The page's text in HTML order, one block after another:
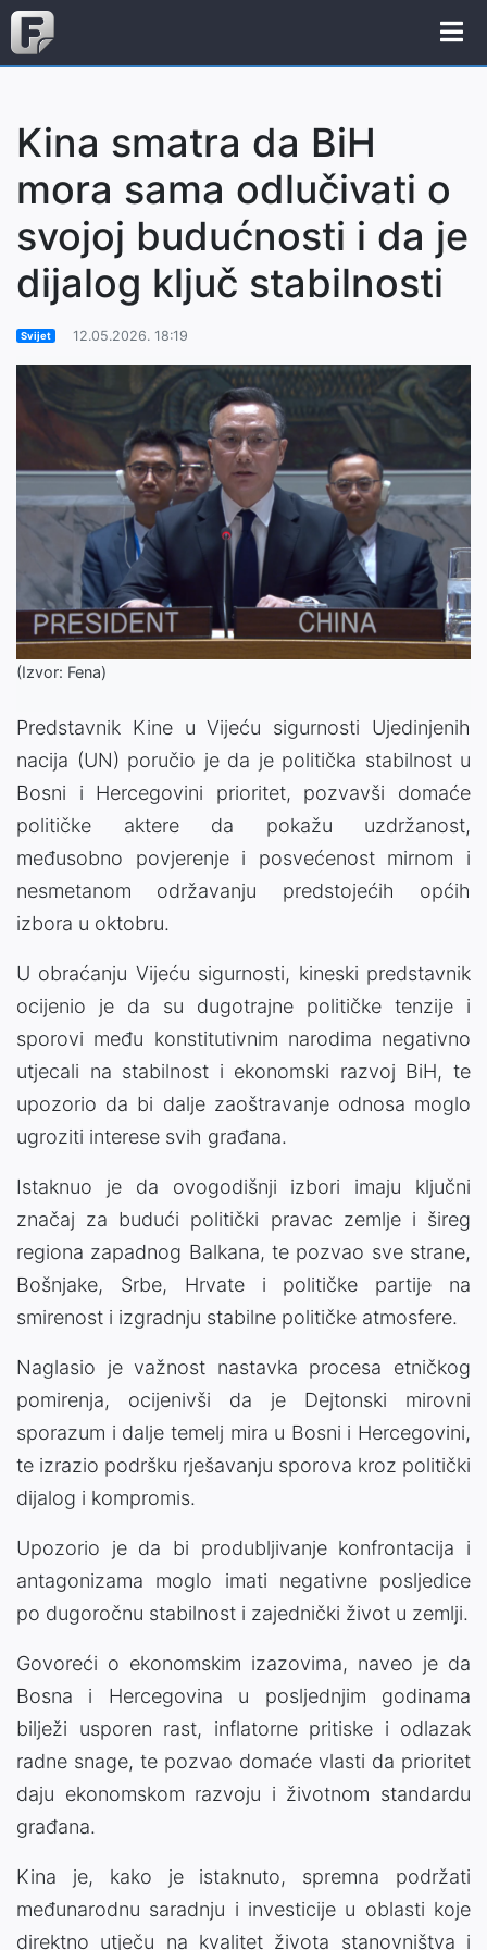
Kina smatra da BiH
mora sama odlučivati o
svojoj budućnosti i da je
dijalog ključ stabilnosti
Svijet 12.05.2026. 18:19
(Izvor: Fena)
Predstavnik Kine u Vijeću sigurnosti Ujedinjenih
nacija (UN) poručio je da je politička stabilnost u
Bosni i Hercegovini prioritet, pozvavši domaće
političke aktere da pokažu uzdržanost,
međusobno povjerenje i posvećenost mirnom i
nesmetanom održavanju predstojećih općih
izbora u oktobru.
U obraćanju Vijeću sigurnosti, kineski predstavnik
ocijenio je da su dugotrajne političke tenzije i
sporovi među konstitutivnim narodima negativno
utjecali na stabilnost i ekonomski razvoj BiH, te
upozorio da bi dalje zaoštravanje odnosa moglo
ugroziti interese svih građana.
Istaknuo je da ovogodišnji izbori imaju ključni
značaj za budući politički pravac zemlje i šireg
regiona zapadnog Balkana, te pozvao sve strane,
Bošnjake, Srbe, Hrvate i političke partije na
smirenost i izgradnju stabilne političke atmosfere.
Naglasio je važnost nastavka procesa etničkog
pomirenja, ocijenivši da je Dejtonski mirovni
sporazum i dalje temelj mira u Bosni i Hercegovini,
te izrazio podršku rješavanju sporova kroz politički
dijalog i kompromis.
Upozorio je da bi produbljivanje konfrontacija i
antagonizama moglo imati negativne posljedice
po dugoročnu stabilnost i zajednički život u zemlji.
Govoreći o ekonomskim izazovima, naveo je da
Bosna i Hercegovina u posljednjim godinama
bilježi usporen rast, inflatorne pritiske i odlazak
radne snage, te pozvao domaće vlasti da prioritet
daju ekonomskom razvoju i životnom standardu
građana.
Kina je, kako je istaknuto, spremna podržati
međunarodnu saradnju i investicije u oblasti koje
direktno utječu na kvalitet života stanovništva i